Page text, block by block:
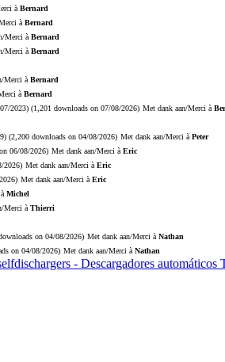
à Bernard
à Bernard
Merci à Bernard
Merci à Bernard
Merci à Bernard
à Bernard
2023) (1,201 downloads on 07/08/2026) Met dank aan/Merci à
) (2,200 downloads on 04/08/2026) Met dank aan/Merci à Peter
06/08/2026) Met dank aan/Merci à Eric
2026) Met dank aan/Merci à Eric
Met dank aan/Merci à Eric
Michel
Merci à Thierri
on 04/08/2026) Met dank aan/Merci à Nathan
on 04/08/2026) Met dank aan/Merci à Nathan
- Descargadores automáticos